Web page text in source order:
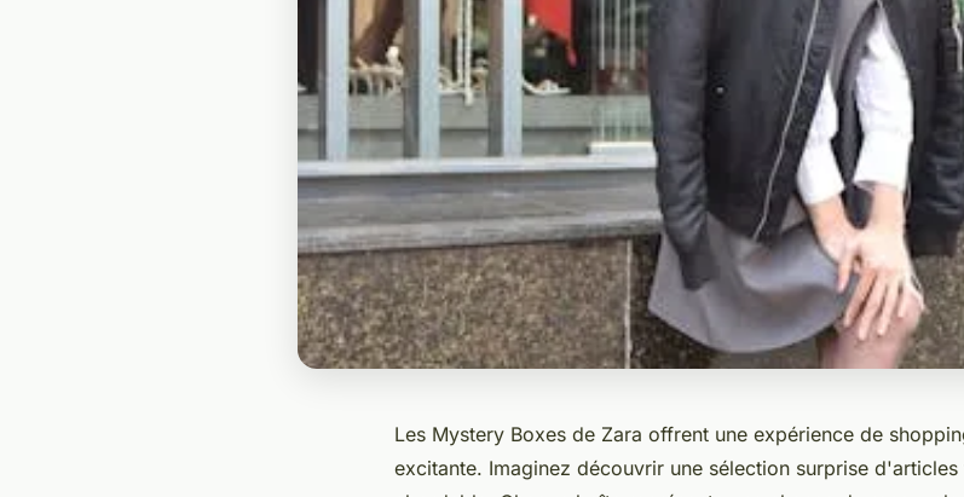
Les Mystery Boxes de Zara offrent une expérience de
excitante. Imaginez découvrir une sélection surprise